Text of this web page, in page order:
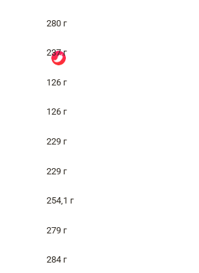
280 г
237 г
126 г
126 г
229 г
229 г
254,1 г
279 г
284 г